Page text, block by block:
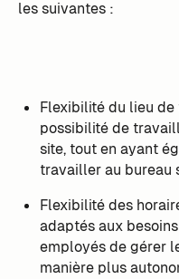
les suivantes :
Flexibilité du lieu
possibilité de
site, tout en ayant
travailler au bureau
Flexibilité des
adaptés aux
employés de gérer
manière plus